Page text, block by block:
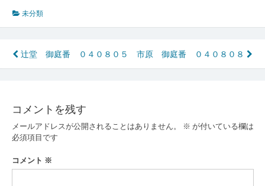
未分類
投
稿
ビ
ゲ
ー
シ
辻堂 御庭番 ０４０８０５ 市原 御庭番 ０４０８０８
コメントを残す
メールアドレスが公開されることはありません。 ※ が付いている欄は
必須項目です
コメント ※